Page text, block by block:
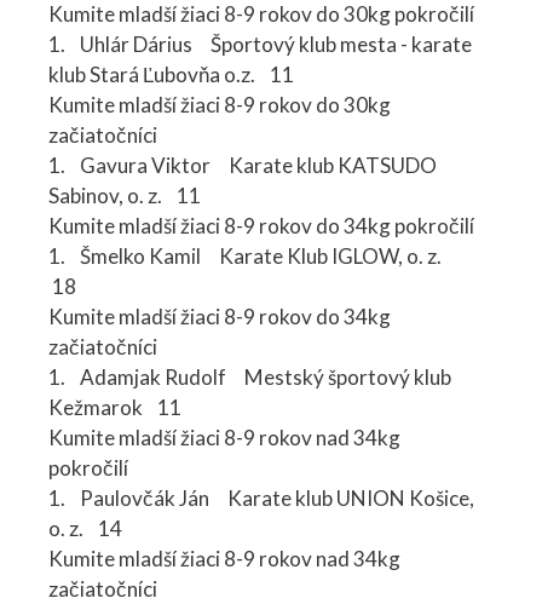
Kumite mladší žiaci 8-9 rokov do 30kg pokročilí
1. Uhlár Dárius Športový klub mesta - karate
klub Stará Ľubovňa o.z. 11
Kumite mladší žiaci 8-9 rokov do 30kg
začiatočníci
1. Gavura Viktor Karate klub KATSUDO
Sabinov, o. z. 11
Kumite mladší žiaci 8-9 rokov do 34kg pokročilí
1. Šmelko Kamil Karate Klub IGLOW, o. z.
18
Kumite mladší žiaci 8-9 rokov do 34kg
začiatočníci
1. Adamjak Rudolf Mestský športový klub
Kežmarok 11
Kumite mladší žiaci 8-9 rokov nad 34kg
pokročilí
1. Paulovčák Ján Karate klub UNION Košice,
o. z. 14
Kumite mladší žiaci 8-9 rokov nad 34kg
začiatočníci